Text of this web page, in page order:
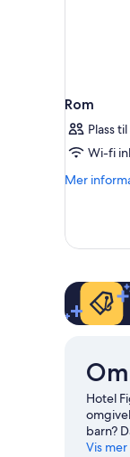
Rom
Plass
Wi-fi
Mer
Mer
Hotel
barn?
Vis mer